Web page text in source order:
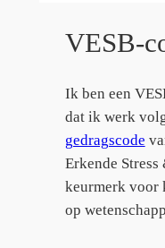
VESB-
Ik ben een
dat ik werk
gedragscode
Erkende
keurmerk voor
op